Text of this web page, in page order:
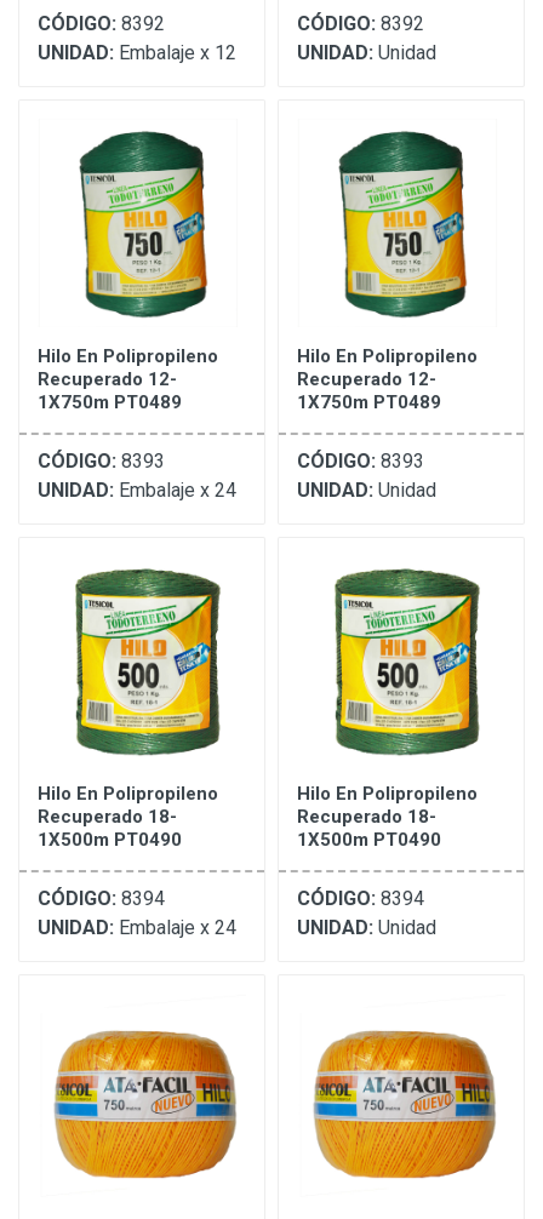
CÓDIGO: 8392
UNIDAD: Embalaje x 12
CÓDIGO: 8392
UNIDAD: Unidad
Hilo En Polipropileno
Recuperado 12-
1X750m PT0489
CÓDIGO: 8393
UNIDAD: Embalaje x 24
Hilo En Polipropileno
Recuperado 12-
1X750m PT0489
CÓDIGO: 8393
UNIDAD: Unidad
Hilo En Polipropileno
Recuperado 18-
1X500m PT0490
CÓDIGO: 8394
UNIDAD: Embalaje x 24
Hilo En Polipropileno
Recuperado 18-
1X500m PT0490
CÓDIGO: 8394
UNIDAD: Unidad